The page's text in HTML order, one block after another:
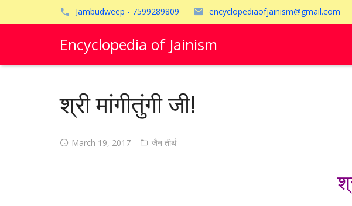
Jambudweep - 7599289809 encyclopediaofjainism@gmail.com
Encyclopedia of Jainism
श्री मांगीतुंगी जी!
March 19, 2017 जैन तीर्थ